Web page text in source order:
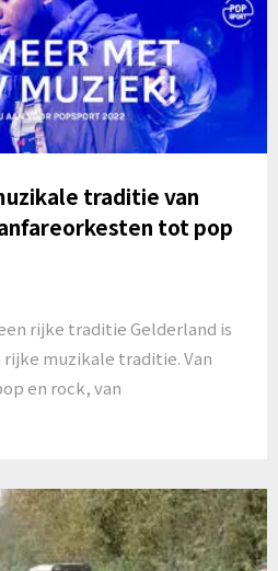
traditie van
tot pop
rijke traditie Gelderland is
muzikale traditie. Van
en rock, van